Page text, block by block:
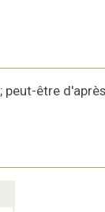
; peut-être d'après